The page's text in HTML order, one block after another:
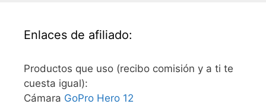
Enlaces de afiliado:
Productos que uso (recibo comisión y a ti te
cuesta igual):
Cámara GoPro Hero 12